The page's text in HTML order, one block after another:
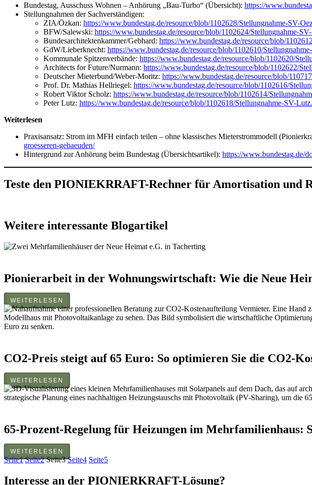
Bundestag, Ausschuss Wohnen – Anhörung „Bau-Turbo“ (Übersicht): https://
Stellungnahmen der Sachverständigen:
ZIA/Özkan: https://www.bundestag.de/resource/blob/1102628/Stellungnahme-SV-
BFW/Salewski: https://www.bundestag.de/resource/blob/1102624/Stellungnahme-
Bundesarchitektenkammer/Gebhard: https://www.bundestag.de/resource/blob/
GdW/Lieberknecht: https://www.bundestag.de/resource/blob/1102610/
Kommunale Spitzenverbände: https://www.bundestag.de/resource/blob/1102620/
Architects for Future/Nurmann: https://www.bundestag.de/resource/blob/1102622/
Deutscher Mieterbund/Weber-Moritz: https://www.bundestag.de/resource/blob/
Prof. Dr. Mathias Hellriegel: https://www.bundestag.de/resource/blob/1102616/
Robert Viktor Scholz: https://www.bundestag.de/resource/blob/1102614/
Peter Lutz: https://www.bundestag.de/resource/blob/1102618/Stellungnahme-SV-
Weiterlesen
Praxisansatz: Strom im MFH einfach teilen – ohne klassisches Mieterstrommodell
groesseren-gebaeuden/
Hintergrund zur Anhörung beim Bundestag (Übersichtsartikel): https://www.bundestag.de/
Teste den PIONIEKRRAFT-Rechner für Amortisation und
Weitere interessante Blogartikel
Pionierarbeit in der Wohnungswirtschaft: Wie die Neue
WEITERLESEN
CO2-Preis steigt auf 65 Euro: So optimieren Sie die CO2-
WEITERLESEN
65-Prozent-Regelung für Heizungen im Mehrfamilienhaus:
WEITERLESEN
Seite1 Seite2 Seite3 Seite4 Seite5
Interesse an der PIONIERKRAFT-Lösung?